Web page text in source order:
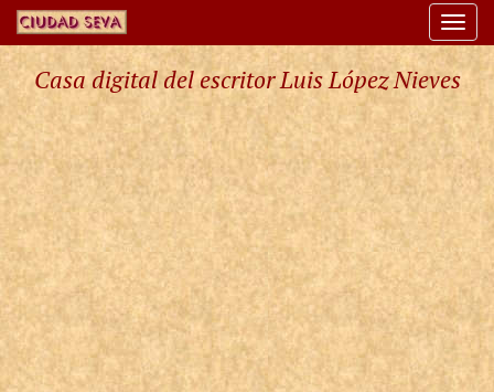
Casa digital del escritor Luis López Nieves